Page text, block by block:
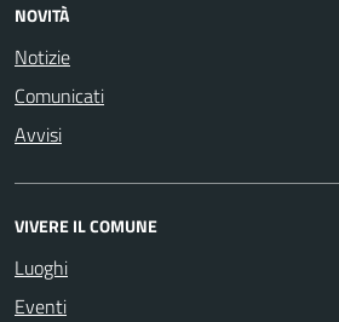
NOVITÀ
Notizie
Comunicati
Avvisi
VIVERE IL COMUNE
Luoghi
Eventi